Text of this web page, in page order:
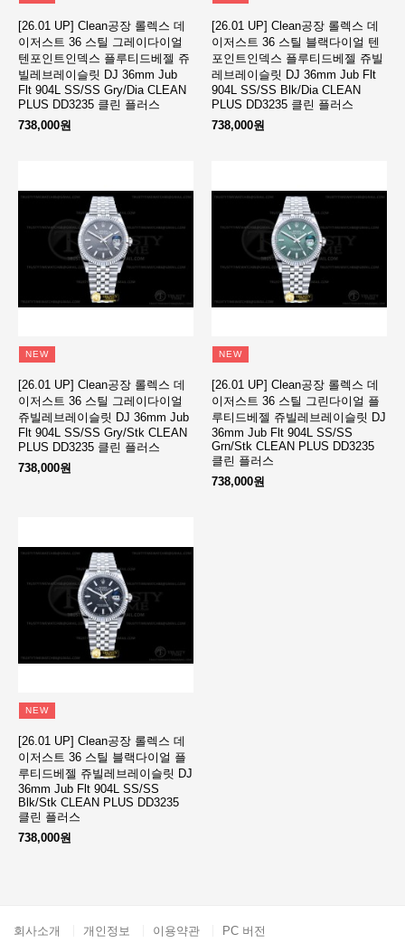
[26.01 UP] Clean공장 롤렉스 데
이저스트 36 스틸 그레이다이얼
텐포인트인덱스 플루티드베젤 쥬
빌레브레이슬릿 DJ 36mm Jub
Flt 904L SS/SS Gry/Dia CLEAN
PLUS DD3235 클린 플러스
738,000원
[26.01 UP] Clean공장 롤렉스 데
이저스트 36 스틸 블랙다이얼 텐
포인트인덱스 플루티드베젤 쥬빌
레브레이슬릿 DJ 36mm Jub Flt
904L SS/SS Blk/Dia CLEAN
PLUS DD3235 클린 플러스
738,000원
NEW
[26.01 UP] Clean공장 롤렉스 데
이저스트 36 스틸 그레이다이얼
쥬빌레브레이슬릿 DJ 36mm Jub
Flt 904L SS/SS Gry/Stk CLEAN
PLUS DD3235 클린 플러스
738,000원
NEW
[26.01 UP] Clean공장 롤렉스 데
이저스트 36 스틸 그린다이얼 플
루티드베젤 쥬빌레브레이슬릿 DJ
36mm Jub Flt 904L SS/SS
Grn/Stk CLEAN PLUS DD3235
클린 플러스
738,000원
NEW
[26.01 UP] Clean공장 롤렉스 데
이저스트 36 스틸 블랙다이얼 플
루티드베젤 쥬빌레브레이슬릿 DJ
36mm Jub Flt 904L SS/SS
Blk/Stk CLEAN PLUS DD3235
클린 플러스
738,000원
회사소개 개인정보 이용약관 PC 버전